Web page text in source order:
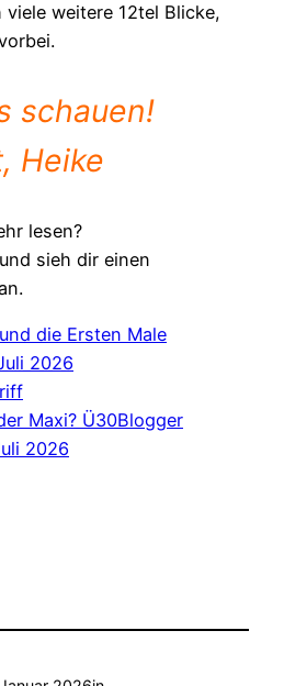
weitere 12tel Blicke,
schauen!
Heike
lesen?
sieh dir einen
die Ersten Male
2026
Maxi? Ü30Blogger
2026